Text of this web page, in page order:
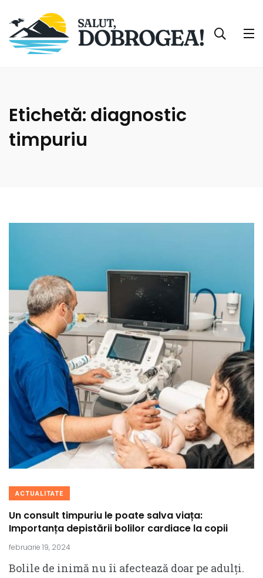
Etichetă: diagnostic
timpuriu
ACTUALITATE
Un consult timpuriu le poate salva viața:
Importanța depistării bolilor cardiace la copii
februarie 19, 2024
Bolile de inimă nu îi afectează doar pe adulți.